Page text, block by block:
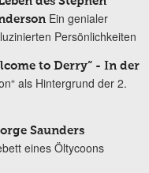
Ein genialer
Persönlichkeiten
to Derry“ - In der
als Hintergrund der 2.
Saunders
eines Öltycoons